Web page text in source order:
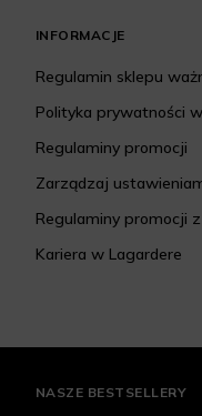
INFORMACJE
Regulamin sklepu
Polityka prywatności
Regulaminy promocji
Zarządzaj
Regulaminy promocji
Kariera w Lagardere
NASZE BESTSELLERY